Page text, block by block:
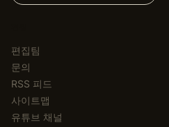
편집팀
문의
RSS 피드
사이트맵
유튜브 채널